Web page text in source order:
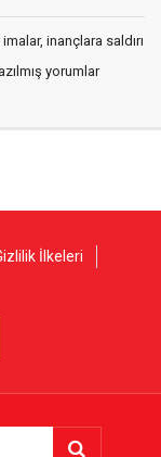
inançlara saldırı
yorumlar
İlkeleri